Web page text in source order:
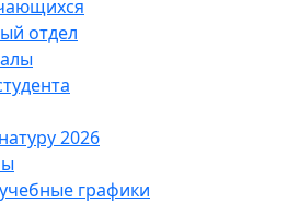
отдел
2026
графики